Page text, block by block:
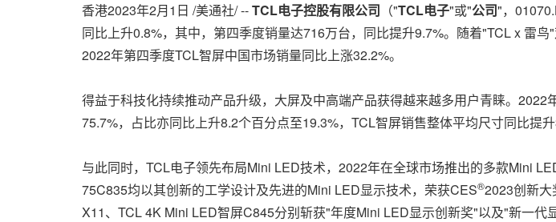
香港2023年2月1日 /美通社/ --TCL电子控股有限公司 （"TCL电子"或"公司"，
同比上升0.8%，其中，第四季度销量达716万台，同比提升9.7%。随着"TCL x 雷
2022年第四季度TCL智屏中国市场销量同比上涨32.2%。
得益于科技化持续推动产品升级，大屏及中高端产品获得越来越多用户青睐。
75.7%，占比亦同比上升8.2个百分点至19.3%，TCL智屏销售整体平均尺寸同比提
与此同时，TCL电子领先布局Mini LED技术，2022年在全球市场推出的多款Mini
75C835均以其创新的工学设计及先进的Mini LED显示技术，荣获CES®2023创新
X11、TCL4K Mini LED智屏C845分别斩获"年度Mini LED显示创新奖"以及"新一代